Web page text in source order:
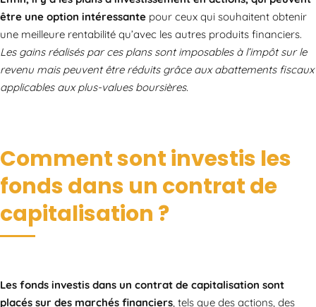
être une option intéressante pour ceux qui souhaitent obtenir
une meilleure rentabilité qu’avec les autres produits financiers.
Les gains réalisés par ces plans sont imposables à l’impôt sur le
revenu mais peuvent être réduits grâce aux abattements fiscaux
applicables aux plus-values boursières.
Comment sont investis les
fonds dans un contrat de
capitalisation ?
Les fonds investis dans un contrat de capitalisation sont
placés sur des marchés financiers, tels que des actions, des